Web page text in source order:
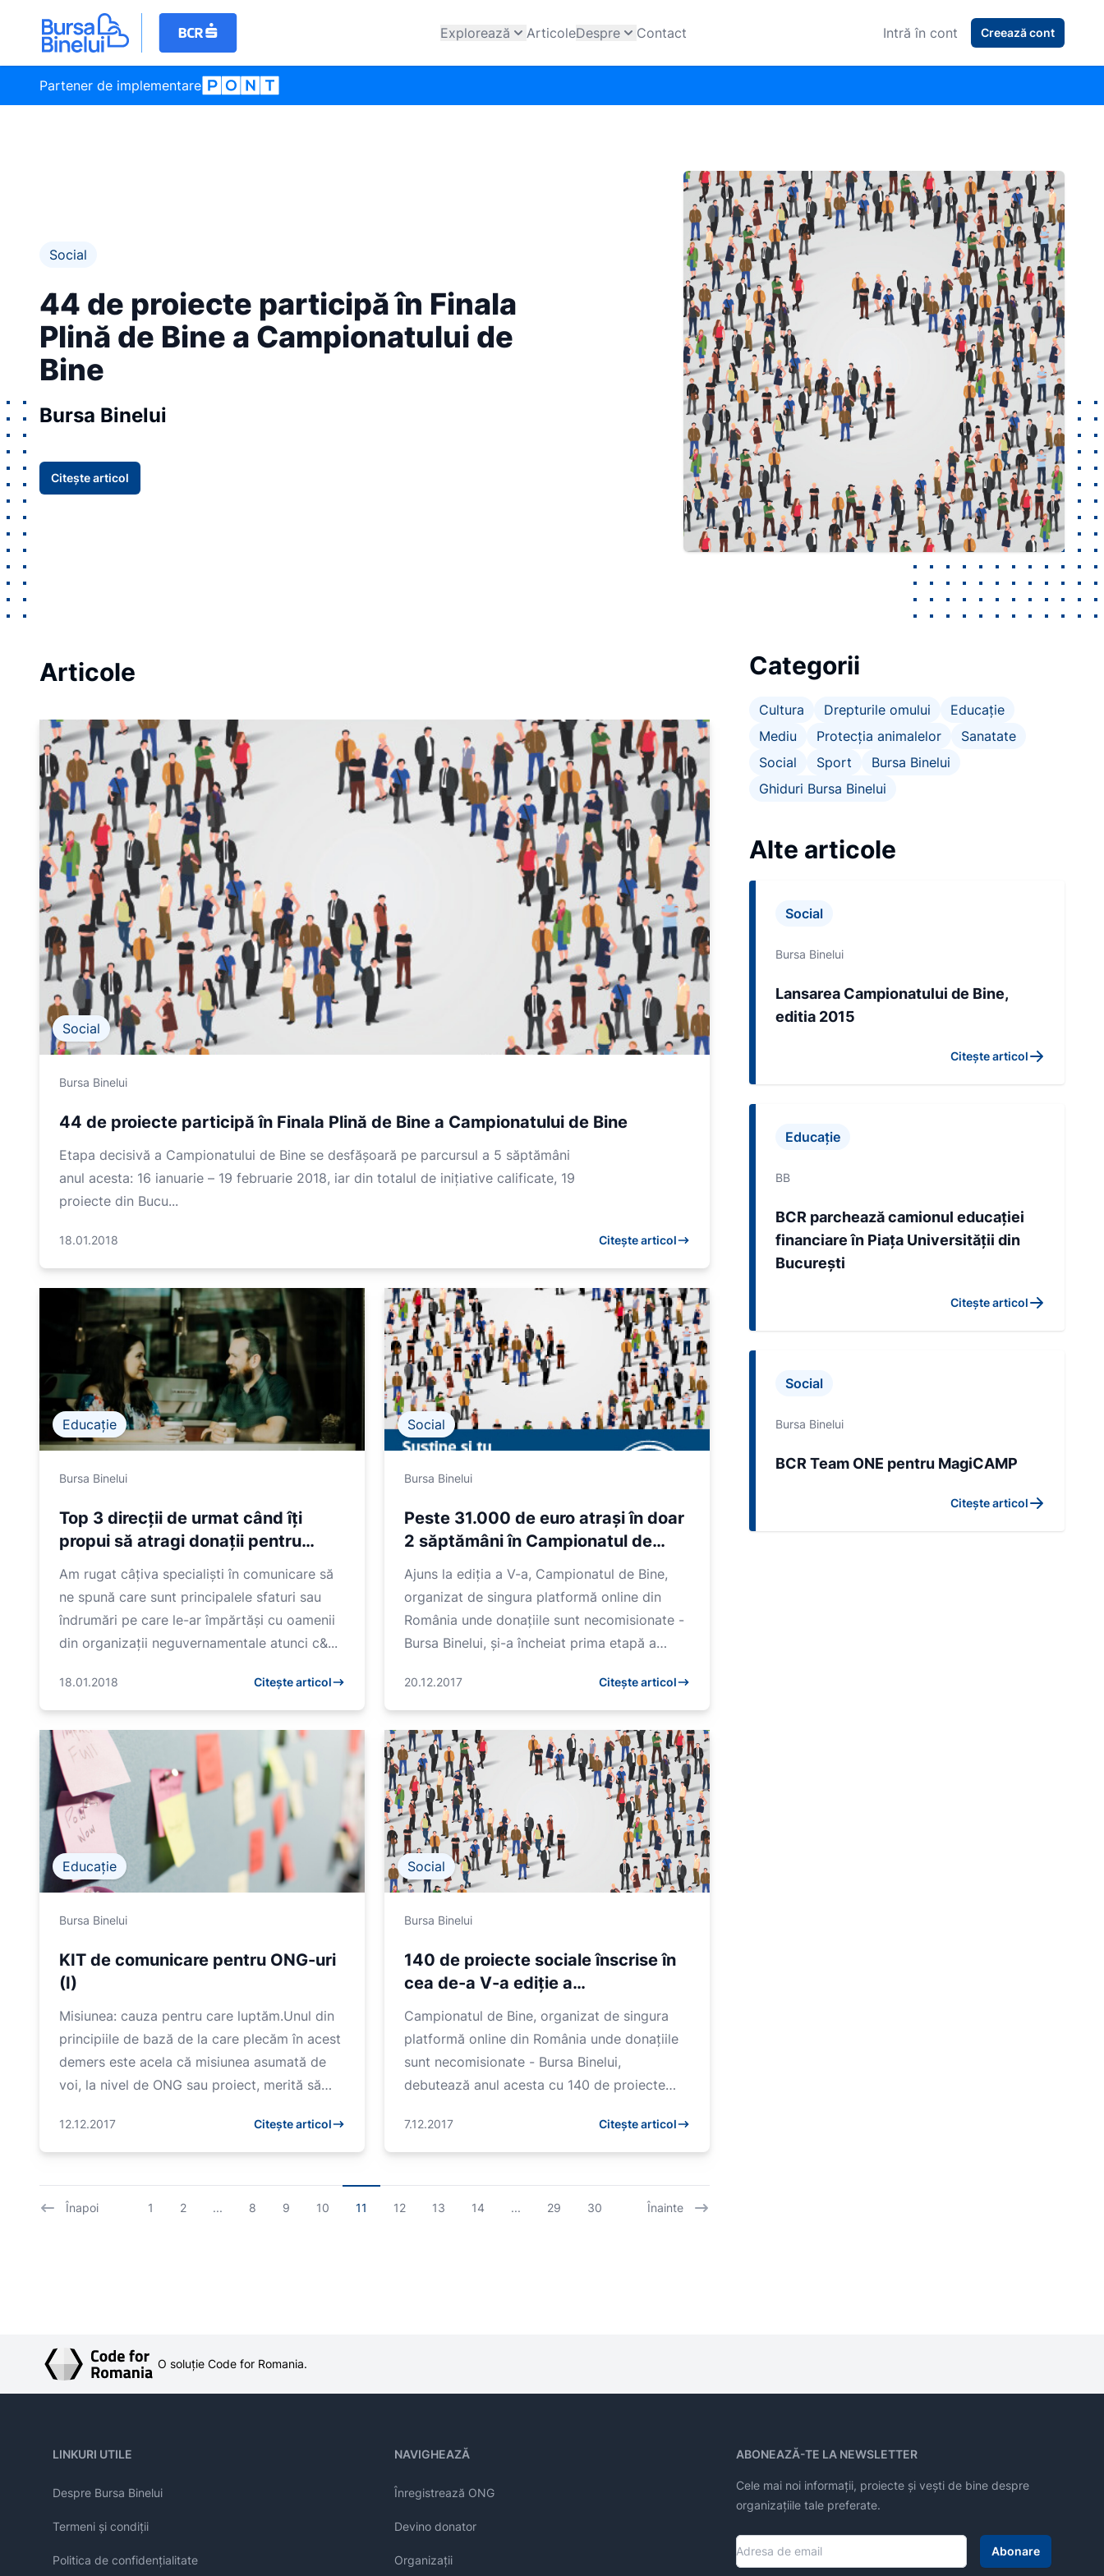
Explorează ArticoleDespre Contact Intră în cont Creează cont
Partener de implementare
Social
44 de proiecte participă în Finala
Plină de Bine a Campionatului de
Bine
Bursa Binelui
Citește articol
Articole
Social
Bursa Binelui
44 de proiecte participă în Finala Plină de Bine a Campionatului de Bine
Etapa decisivă a Campionatului de Bine se desfășoară pe parcursul a 5 săptămâni
anul acesta: 16 ianuarie – 19 februarie 2018, iar din totalul de inițiative calificate, 19
proiecte din Bucu...
18.01.2018 Citește articol
Educație
Bursa Binelui
Top 3 direcții de urmat când îți
propui să atragi donații pentru
cauza ta // Andreea Burlacu
Am rugat câțiva specialiști în comunicare să
ne spună care sunt principalele sfaturi sau
îndrumări pe care le-ar împărtăși cu oamenii
din organizații neguvernamentale atunci c&...
18.01.2018 Citește articol
Social
Bursa Binelui
Peste 31.000 de euro atrași în doar
2 săptămâni în Campionatul de
Bine
Ajuns la ediția a V-a, Campionatul de Bine,
organizat de singura platformă online din
România unde donațiile sunt necomisionate -
Bursa Binelui, și-a încheiat prima etapă a
20.12.2017 Citește articol
Educație
Bursa Binelui
KIT de comunicare pentru ONG-uri
(I)
Misiunea: cauza pentru care luptăm.Unul din
principiile de bază de la care plecăm în acest
demers este acela că misiunea asumată de
voi, la nivel de ONG sau proiect, merită să
12.12.2017 Citește articol
Social
Bursa Binelui
140 de proiecte sociale înscrise în
cea de-a V-a ediție a
Campionatului de Bine
Campionatul de Bine, organizat de singura
platformă online din România unde donațiile
sunt necomisionate - Bursa Binelui,
debutează anul acesta cu 140 de proiecte
7.12.2017 Citește articol
Înapoi 1 2 ... 8 9 10 11 12 13 14 ... 29 30 Înainte
Categorii
Cultura Drepturile omului
Educație
Mediu
Protecția animalelor
Sanatate
Social
Sport
Bursa Binelui
Ghiduri Bursa Binelui
Alte articole
Social
Bursa Binelui
Lansarea Campionatului de Bine,
editia 2015
Citește articol
Educație
BB
BCR parchează camionul educației
financiare în Piața Universității din
București
Citește articol
Social
Bursa Binelui
BCR Team ONE pentru MagiCAMP
Citește articol
O soluție Code for Romania.
LINKURI UTILE
Despre Bursa Binelui
Termeni și condiții
Politica de confidențialitate
NAVIGHEAZĂ
Înregistrează ONG
Devino donator
Organizații
ABONEAZĂ-TE LA NEWSLETTER
Cele mai noi informații, proiecte și vești de bine despre
organizațiile tale preferate.
Abonare